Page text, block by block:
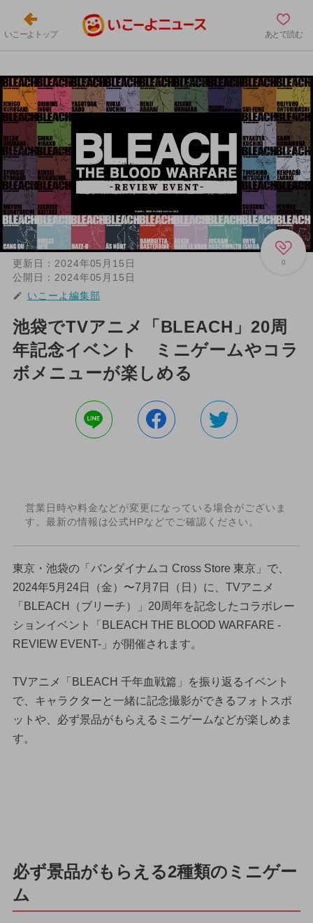
いこーよトップ あとで読む
0
更新日： 2024年05月15日
公開日： 2024年05月15日
いこーよ編集部
池袋でTVアニメ「BLEACH」20周
年記念イベント ミニゲームやコラ
ボメニューが楽しめる
営業日時や料金などが変更になっている場合がございま
す。最新の情報は公式HPなどでご確認ください。
東京・池袋の「バンダイナムコ Cross Store 東京」で、
2024年5月24日（金）〜7月7日（日）に、TVアニメ
「BLEACH（ブリーチ）」20周年を記念したコラボレー
ションイベント「BLEACH THE BLOOD WARFARE -
REVIEW EVENT-」が開催されます。
TVアニメ「BLEACH 千年血戦篇」を振り返るイベント
で、キャラクターと一緒に記念撮影ができるフォトスポ
ットや、必ず景品がもらえるミニゲームなどが楽しめま
す。
必ず景品がもらえる2種類のミニゲー
ム